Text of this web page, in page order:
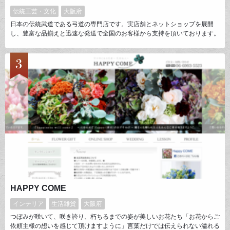
伝統工芸・文化
大阪府
日本の伝統武道である弓道の専門店です。実店舗とネットショップを展開
し、豊富な品揃えと迅速な発送で全国のお客様から支持を頂いております。
す。また、ＳＮＳを積極的に活用し、日々の情報発信やお客様との交流にも
力を入れています。９月１０日「弓道の日」も、そうした交流の中から誕生
しました。今後も弓道の魅力を伝え、弓道の普及と発展を目指します。
HAPPY COME
インテリア 生活雑貨
大阪府
つぼみが咲いて、咲き誇り、朽ちるまでの姿が美しいお花たち「お花からご
依頼主様の想いを感じて頂けますように」言葉だけでは伝えられない溢れる